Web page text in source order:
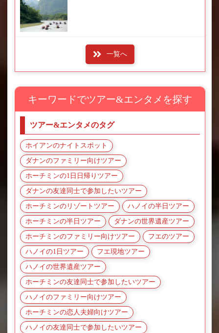
一覧へ
キーワードでツアー&エンタメを探す
ツアー&エンタメのタグ
ホイアンのナイトスポット
ダナンのファミリー向けツアー
ホーチミンの1日日帰りツアー
ダナンの友達同士で参加したいツアー
ホーチミンのリゾートツアー ハノイの半日ツアー
ホーチミンの半日ツアー ダナンの世界遺産ツアー
ホーチミンのファミリー向けツアー フエのツアー
ハノイの1日ツアー フエ現地ツアー
ハノイの世界遺産ツアー
ホーチミンの友達同士で参加したいツアー
ハノイのファミリー向けツアー
ホーチミンの恋人夫婦向けツアー
ハノイの友達同士で参加したいツアー